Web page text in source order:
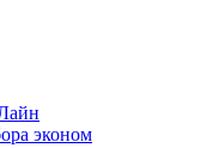
эконом